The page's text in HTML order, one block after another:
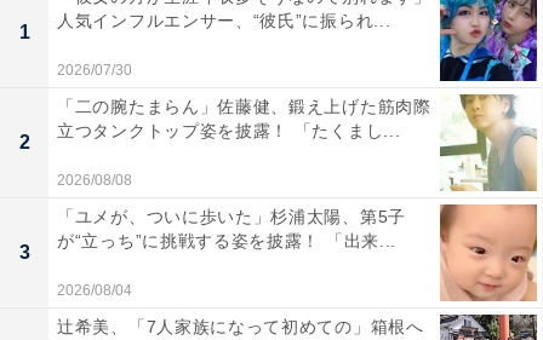
1
人気インフルエンサー、“彼氏”に振られ...
2026/07/30
2
「二の腕たまらん」佐藤健、鍛え上げた筋肉際
立つタンクトップ姿を披露！ 「たくまし...
2026/08/08
3
「ユメが、ついに歩いた」杉浦太陽、第5子
が“立っち”に挑戦する姿を披露！ 「出来...
2026/08/04
辻希美、「7人家族になって初めての」箱根へ